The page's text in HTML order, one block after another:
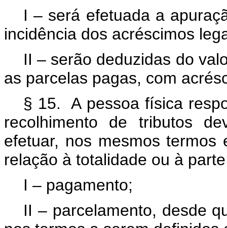
I – será efetuada a
incidência dos acréscimos
II – serão deduzidas do
as parcelas pagas, com
§ 15. A pessoa física
recolhimento de tributos
efetuar, nos mesmos
relação à totalidade ou à
I – pagamento;
II – parcelamento, desde